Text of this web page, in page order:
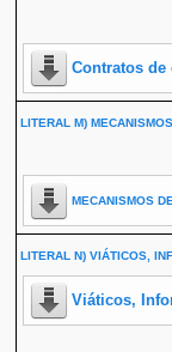
Contratos
LITERAL M)
MECANISMOS
LITERAL N) VIÁTICOS,
Viáticos,